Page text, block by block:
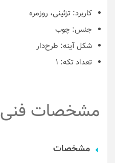
کاربرد: تزئینی، روزمره
جنس: چوب
شکل آینه: طرح‌دار
تعداد تکه: ۱
مشخصات فنی
مشخصات